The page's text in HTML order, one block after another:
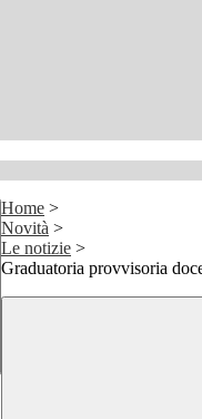
Home >
Novità >
Le notizie >
Graduatoria provvisoria